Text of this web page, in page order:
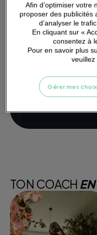
TON COACH
Afin d’optimiser votre
proposer des publicités
d’analyser le
En cliquant sur «
consentez à
Pour en savoir plus
veuillez
Gérer mes choix